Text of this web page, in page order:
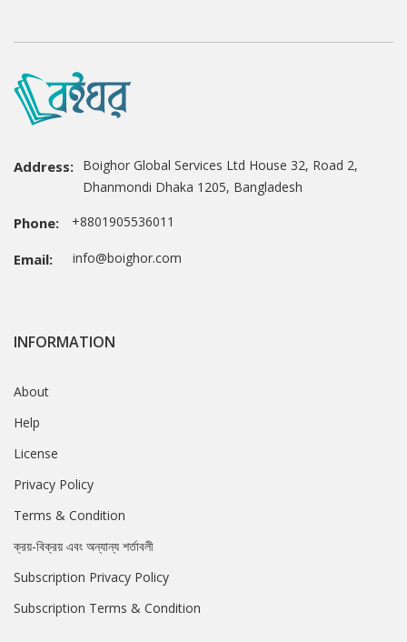
Address: Boighor Global Services Ltd House 32, Road 2,
Dhanmondi Dhaka 1205, Bangladesh
Phone: +8801905536011
Email: info@boighor.com
INFORMATION
About
Help
License
Privacy Policy
Terms & Condition
ক্রয়-বিক্রয় এবং অন্যান্য শর্তাবলী
Subscription Privacy Policy
Subscription Terms & Condition